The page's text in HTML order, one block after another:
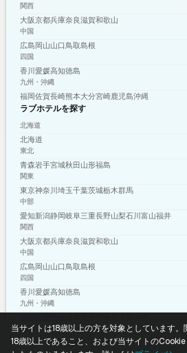
関西
大阪京都兵庫奈良滋賀和歌山
中国
広島 岡山山口鳥取島根
四国
香川 愛媛高知徳島
九州・沖縄
福岡佐賀長崎熊本大分宮崎鹿児島沖縄
ラブホテルを探す
北海道
北海道
東北
青森岩手宮城秋田 山形福島
関東
東京神奈川 埼玉千葉茨城栃木群馬
中部
愛知新潟静岡岐阜三重長野山梨石川 富山福井
関西
大阪京都兵庫奈良滋賀和歌山
中国
広島 岡山山口鳥取島根
四国
香川 愛媛高知徳島
九州・沖縄
プライバシーポリシー利用規約
© 2026 shizuku-media.com
当サイトは18歳以上の方を対象としています
18歳以上であること、および当サイトの